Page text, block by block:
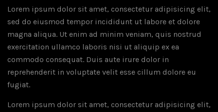
Lorem ipsum dolor sit amet, consectetur adipisicing elit,
sed do eiusmod tempor incididunt ut labore et dolore
magna aliqua. Ut enim ad minim veniam, quis nostrud
exercitation ullamco laboris nisi ut aliquip ex ea
commodo consequat. Duis aute irure dolor in
reprehenderit in voluptate velit esse cillum dolore eu
fugiat.
Lorem ipsum dolor sit amet, consectetur adipisicing elit,